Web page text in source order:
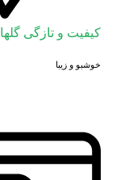
کیفیت و تازگی گلها
خوشبو و زیبا